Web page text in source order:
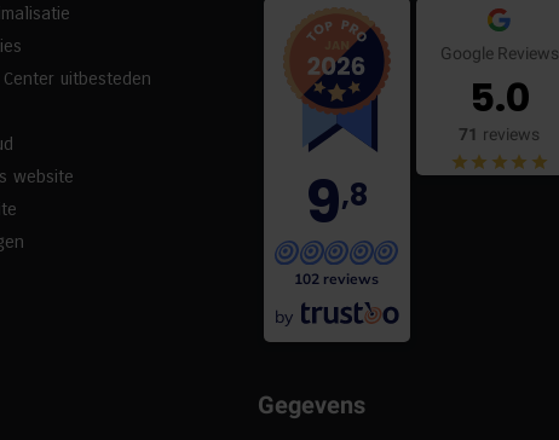
uitbesteden
website
9,8
102 reviews
by
Google Reviews
5.0
71 reviews
Gegevens